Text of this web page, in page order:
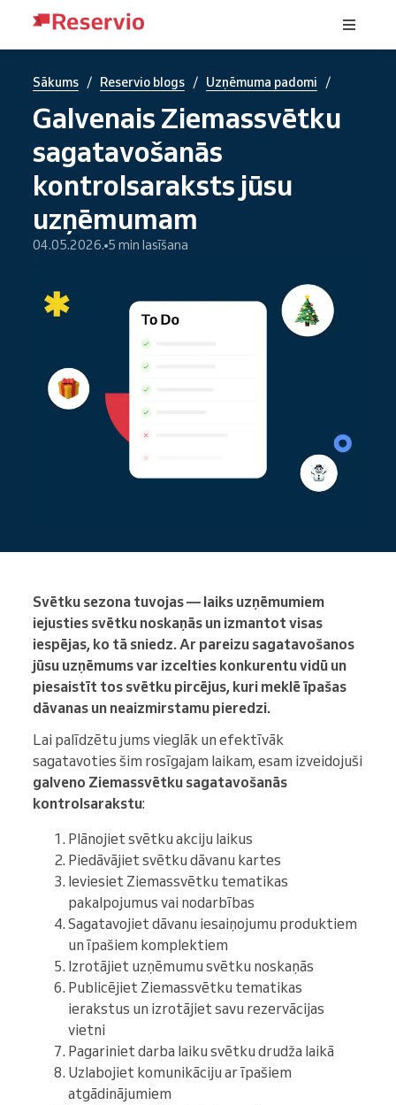
Sākums / Reservio blogs / Uzņēmuma padomi /
Galvenais Ziemassvētku
sagatavošanās
kontrolsaraksts jūsu
uzņēmumam
04.05.2026. 5 min lasīšana
Svētku sezona tuvojas — laiks uzņēmumiem
iejusties svētku noskaņās un izmantot visas
iespējas, ko tā sniedz. Ar pareizu sagatavošanos
jūsu uzņēmums var izcelties konkurentu vidū un
piesaistīt tos svētku pircējus, kuri meklē īpašas
dāvanas un neaizmirstamu pieredzi.
Lai palīdzētu jums vieglāk un efektīvāk
sagatavoties šim rosīgajam laikam, esam izveidojuši
galveno Ziemassvētku sagatavošanās
kontrolsarakstu:
Plānojiet svētku akciju laikus
Piedāvājiet svētku dāvanu kartes
Ieviesiet Ziemassvētku tematikas
pakalpojumus vai nodarbības
Sagatavojiet dāvanu iesaiņojumu produktiem
un īpašiem komplektiem
Izrotājiet uzņēmumu svētku noskaņās
Publicējiet Ziemassvētku tematikas
ierakstus un izrotājiet savu rezervācijas
vietni
Pagariniet darba laiku svētku drudža laikā
Uzlabojiet komunikāciju ar īpašiem
atgādinājumiem